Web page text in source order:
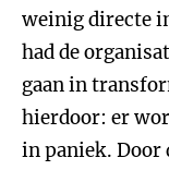
weinig directe
had de
gaan in
hierdoor: er
in paniek.